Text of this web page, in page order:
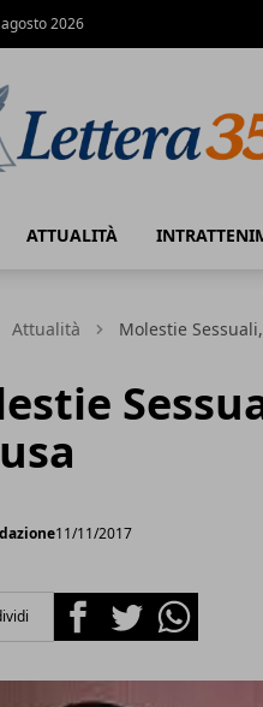
2026
ATTUALITÀ
Attualità Molestie
11/11/2017
FacebookTwitterWhatsapp